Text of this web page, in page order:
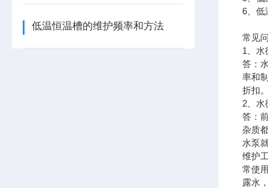
低温恒温槽的维护频率和方法
6、低
常见
1、水
答：
率和
折扣
2、水
答：
杂质
水泵
维护
常使
露水